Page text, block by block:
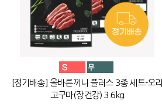
[정기배송] 올바른끼니 플러스 3종 세트-오리
고구마(장건강) 3.6kg